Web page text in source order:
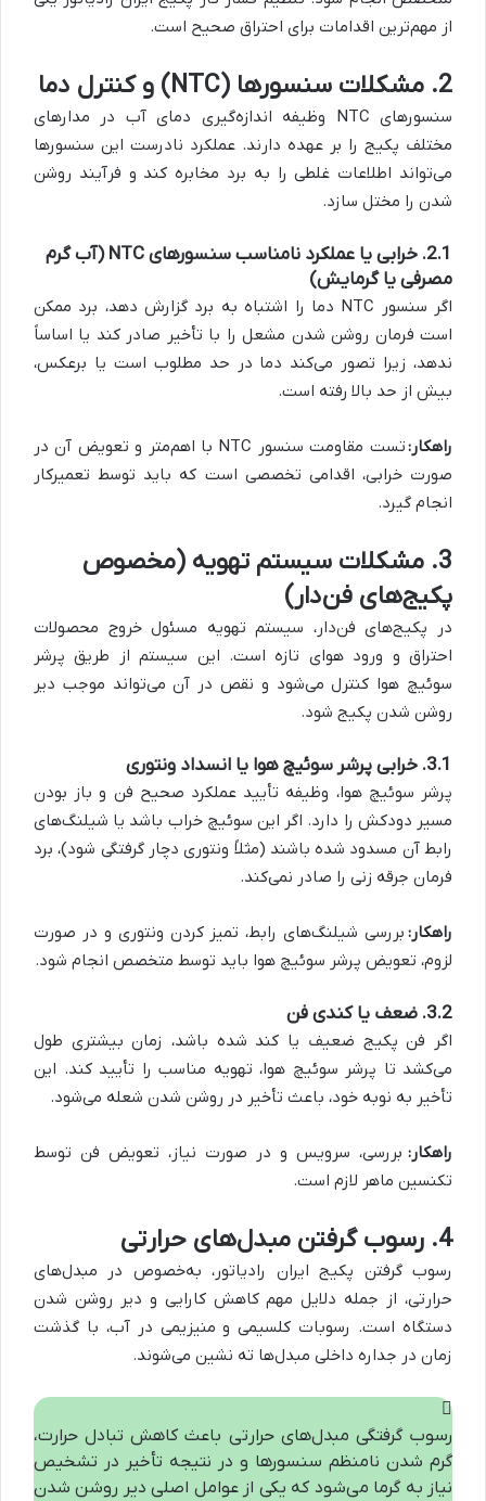
از مهم‌ترین اقدامات برای احتراق صحیح است.
2. مشکلات سنسورها (NTC) و کنترل دما
سنسورهای NTC وظیفه اندازه‌گیری دمای آب در مدارهای
مختلف پکیج را بر عهده دارند. عملکرد نادرست این سنسورها
می‌تواند اطلاعات غلطی را به برد مخابره کند و فرآیند روشن
شدن را مختل سازد.
2.1. خرابی یا عملکرد نامناسب سنسورهای NTC (آب گرم
مصرفی یا گرمایش)
اگر سنسور NTC دما را اشتباه به برد گزارش دهد، برد ممکن
است فرمان روشن شدن مشعل را با تأخیر صادر کند یا اساساً
ندهد، زیرا تصور می‌کند دما در حد مطلوب است یا برعکس،
بیش از حد بالا رفته است.
راهکار:
تست مقاومت سنسور NTC با اهم‌متر و تعویض آن در
صورت خرابی، اقدامی تخصصی است که باید توسط تعمیرکار
انجام گیرد.
3. مشکلات سیستم تهویه (مخصوص
پکیج‌های فن‌دار)
در پکیج‌های فن‌دار، سیستم تهویه مسئول خروج محصولات
احتراق و ورود هوای تازه است. این سیستم از طریق پرشر
سوئیچ هوا کنترل می‌شود و نقص در آن می‌تواند موجب دیر
روشن شدن پکیج شود.
3.1. خرابی پرشر سوئیچ هوا یا انسداد ونتوری
پرشر سوئیچ هوا، وظیفه تأیید عملکرد صحیح فن و باز بودن
مسیر دودکش را دارد. اگر این سوئیچ خراب باشد یا شیلنگ‌های
رابط آن مسدود شده باشند (مثلاً ونتوری دچار گرفتگی شود)، برد
فرمان جرقه زنی را صادر نمی‌کند.
راهکار: بررسی شیلنگ‌های رابط، تمیز کردن ونتوری و در صورت
لزوم، تعویض پرشر سوئیچ هوا باید توسط متخصص انجام شود.
3.2. ضعف یا کندی فن
اگر فن پکیج ضعیف یا کند شده باشد، زمان بیشتری طول
می‌کشد تا پرشر سوئیچ هوا، تهویه مناسب را تأیید کند. این
تأخیر به نوبه خود، باعث تأخیر در روشن شدن شعله می‌شود.
راهکار: بررسی، سرویس و در صورت نیاز، تعویض فن توسط
تکنسین ماهر لازم است.
4. رسوب گرفتن مبدل‌های حرارتی
رسوب گرفتن پکیج ایران رادیاتور، به‌خصوص در مبدل‌های
حرارتی، از جمله دلایل مهم کاهش کارایی و دیر روشن شدن
دستگاه است. رسوبات کلسیمی و منیزیمی در آب، با گذشت
زمان در جداره داخلی مبدل‌ها ته نشین می‌شوند.
رسوب گرفتگی مبدل‌های حرارتی باعث کاهش تبادل حرارت،
گرم شدن نامنظم سنسورها و در نتیجه تأخیر در تشخیص
نیاز به گرما می‌شود که یکی از عوامل اصلی دیر روشن شدن